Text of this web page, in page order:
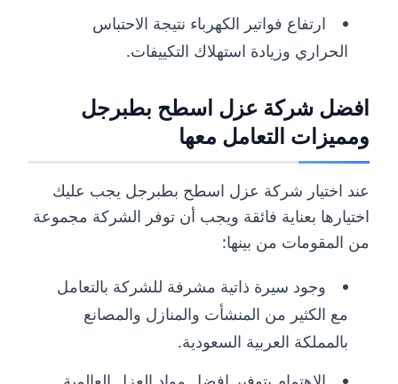
ارتفاع فواتير الكهرباء نتيجة الاحتباس
الحراري وزيادة استهلاك التكييفات.
افضل شركة عزل اسطح بطبرجل
ومميزات التعامل معها
عند اختيار شركة عزل اسطح بطبرجل يجب عليك
اختيارها بعناية فائقة ويجب أن توفر الشركة مجموعة
من المقومات من بينها:
وجود سيرة ذاتية مشرفة للشركة بالتعامل
مع الكثير من المنشأت والمنازل والمصانع
بالمملكة العربية السعودية.